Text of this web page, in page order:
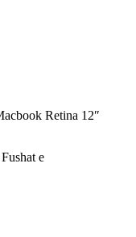
Retina 12″
Fushat e